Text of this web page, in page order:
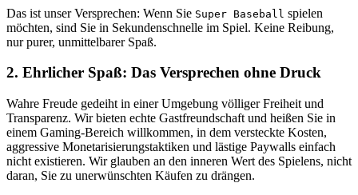
Das ist unser Versprechen: Wenn Sie Super Baseball spielen
möchten, sind Sie in Sekundenschnelle im Spiel. Keine Reibung,
nur purer, unmittelbarer Spaß.
2. Ehrlicher Spaß: Das Versprechen ohne Druck
Wahre Freude gedeiht in einer Umgebung völliger Freiheit und
Transparenz. Wir bieten echte Gastfreundschaft und heißen Sie in
einem Gaming-Bereich willkommen, in dem versteckte Kosten,
aggressive Monetarisierungstaktiken und lästige Paywalls einfach
nicht existieren. Wir glauben an den inneren Wert des Spielens, nicht
daran, Sie zu unerwünschten Käufen zu drängen.